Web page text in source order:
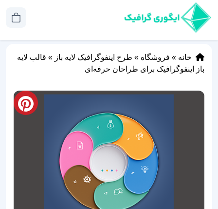
خانه » فروشگاه » طرح اینفوگرافیک لایه باز » قالب‌ لایه
باز اینفوگرافیک برای طراحان حرفه‌ای